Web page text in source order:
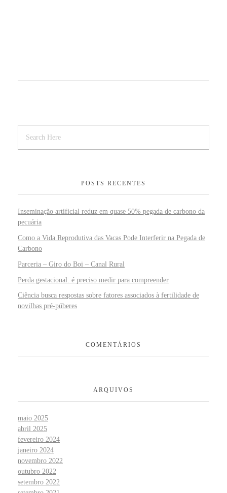
POSTS RECENTES
Inseminação artificial reduz em quase 50% pegada de carbono da
pecuária
Como a Vida Reprodutiva das Vacas Pode Interferir na Pegada de
Carbono
Parceria – Giro do Boi – Canal Rural
Perda gestacional: é preciso medir para compreender
Ciência busca respostas sobre fatores associados à fertilidade de
novilhas pré-púberes
COMENTÁRIOS
ARQUIVOS
maio 2025
abril 2025
fevereiro 2024
janeiro 2024
novembro 2022
outubro 2022
setembro 2022